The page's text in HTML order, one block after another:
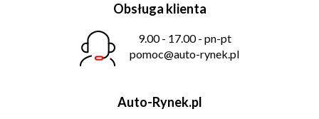
Obsługa klienta
9.00 - 17.00 - pn-pt
pomoc@auto-rynek.pl
Auto-Rynek.pl